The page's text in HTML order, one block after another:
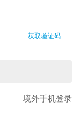
获取验证码
境外手机登录